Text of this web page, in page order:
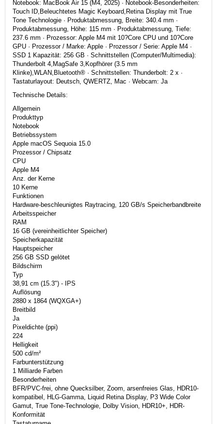
Notebook: MacBook Air 15 (M4, 2025) · Notebook-Besonderheiten:
Touch ID,Beleuchtetes Magic Keyboard,Retina Display mit True
Tone Technologie · Produktabmessung, Breite: 340.4 mm ·
Produktabmessung, Höhe: 115 mm · Produktabmessung, Tiefe:
237.6 mm · Prozessor: Apple M4 mit 10?Core CPU und 10?Core
GPU · Prozessor / Marke: Apple · Prozessor / Serie: Apple M4 ·
SSD 1 Kapazität: 256 GB · Schnittstellen (Computer/Multimedia):
Thunderbolt 4,MagSafe 3,Kopfhörer (3.5 mm
Klinke),WLAN,Bluetooth® · Schnittstellen: Thunderbolt: 2 x ·
Tastaturlayout: Deutsch, QWERTZ, Mac · Webcam: Ja
Technische Details:
Allgemein
Produkttyp
Notebook
Betriebssystem
Apple macOS Sequoia 15.0
Prozessor / Chipsatz
CPU
Apple M4
Anz. der Kerne
10 Kerne
Funktionen
Hardware-beschleunigtes Raytracing, 120 GB/s Speicherbandbreite
Arbeitsspeicher
RAM
16 GB (vereinheitlichter Speicher)
Speicherkapazität
Hauptspeicher
256 GB SSD gelötet
Bildschirm
Typ
38,91 cm (15.3") - IPS
Auflösung
2880 x 1864 (WQXGA+)
Breitbild
Ja
Pixeldichte (ppi)
224
Helligkeit
500 cd/m²
Farbunterstützung
1 Milliarde Farben
Besonderheiten
BFR/PVC-frei, ohne Quecksilber, Zoom, arsenfreies Glas, HDR10-
kompatibel, HLG-Gamma, Liquid Retina Display, P3 Wide Color
Gamut, True Tone-Technologie, Dolby Vision, HDR10+, HDR-
Konformität